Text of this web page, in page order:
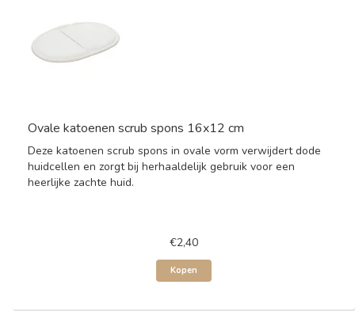
Ovale katoenen scrub spons 16x12 cm
Deze katoenen scrub spons in ovale vorm verwijdert dode
huidcellen en zorgt bij herhaaldelijk gebruik voor een
heerlijke zachte huid.
€2,40
Kopen